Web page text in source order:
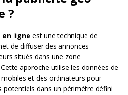
?
ligne est une technique de
de diffuser des annonces
situés dans une zone
approche utilise les données de
et des ordinateurs pour
potentiels dans un périmètre défini